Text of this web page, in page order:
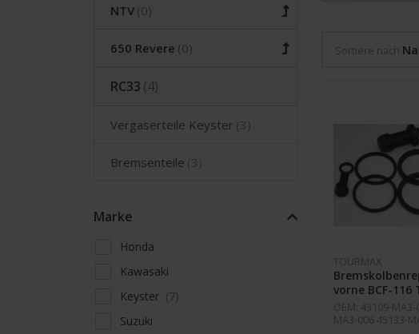
NTV
650 Revere
RC33
Vergaserteile Keyster
Bremsenteile
Marke
Honda
Kawasaki
Keyster
Suzuki
Sortiere nach
TOURMAX
vorne BCF-116
OEM: 43109-
MA3-006 45133-